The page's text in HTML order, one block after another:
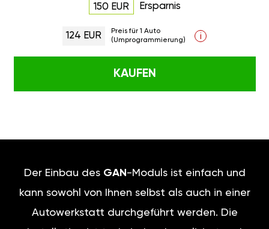
150 EUR Ersparnis
124 EUR
Preis für 1 Auto
(Umprogrammierung)
i
KAUFEN
Der Einbau des GAN -Moduls ist einfach und
kann sowohl von Ihnen selbst als auch in einer
Autowerkstatt durchgeführt werden. Die